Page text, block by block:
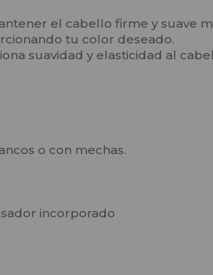
el cabello firme y suave
tu color deseado.
suavidad y elasticidad al
o con mechas.
incorporado